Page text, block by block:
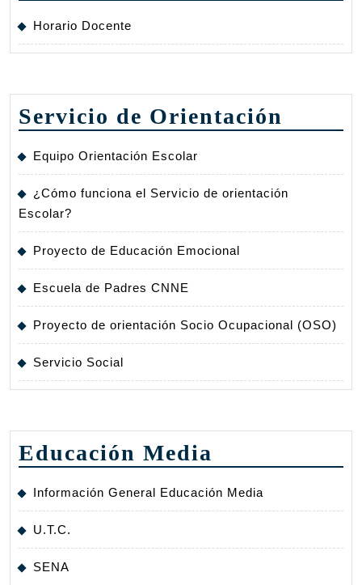
Horario Docente
Servicio de Orientación
Equipo Orientación Escolar
¿Cómo funciona el Servicio de orientación
Escolar?
Proyecto de Educación Emocional
Escuela de Padres CNNE
Proyecto de orientación Socio Ocupacional (OSO)
Servicio Social
Educación Media
Información General Educación Media
U.T.C.
SENA